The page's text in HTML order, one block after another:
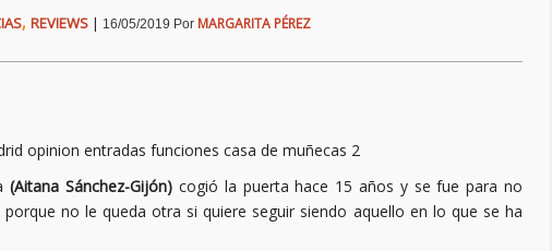
, REVIEWS| 16/05/2019 Por MARGARITA PÉREZ
(Aitana Sánchez-Gijón) cogió la puerta hace 15 años y se fue para no
porque no le queda otra si quiere seguir siendo aquello en lo que se ha